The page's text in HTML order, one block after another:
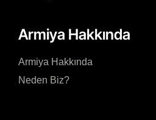
Armiya Hakkında
Armiya Hakkında
Neden Biz?